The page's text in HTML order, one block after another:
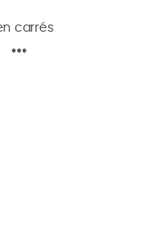
carrés